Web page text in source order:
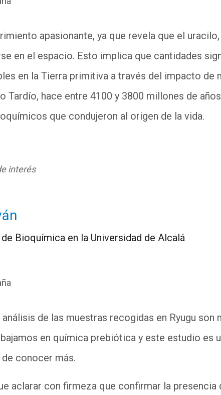
apasionante, ya que revela que el
en el espacio. Esto implica que cantidades
en la Tierra primitiva a través del impacto
Tardío, hace entre 4100 y 3800 millones de
que condujeron al origen de la vida.
interés
Bioquímica en la Universidad de Alcalá
de las muestras recogidas en Ryugu son
en química prebiótica y este estudio es
conocer más.
aclarar con firmeza que confirmar la